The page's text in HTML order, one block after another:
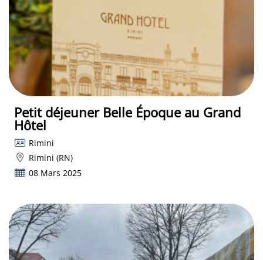
Petit déjeuner Belle Époque au Grand
Hôtel
Rimini
Rimini (RN)
08 Mars 2025